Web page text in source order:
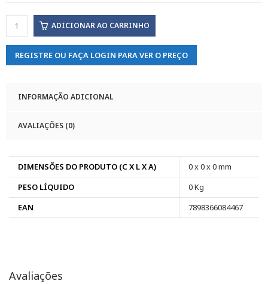
ADICIONAR AO CARRINHO
REGISTRE OU FAÇA LOGIN PARA VER O PREÇO
INFORMAÇÃO ADICIONAL
AVALIAÇÕES (0)
DIMENSÕES DO PRODUTO (C X L X A)
0 x 0 x 0 mm
PESO LÍQUIDO
0 Kg
EAN
7898366084467
Avaliações